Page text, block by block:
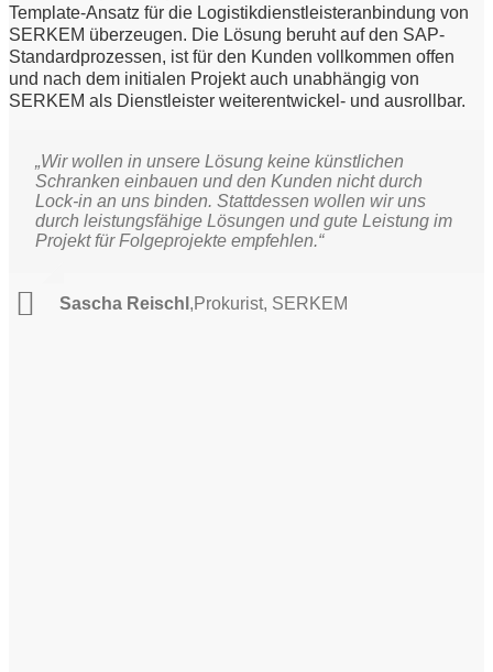
Template-Ansatz für die Logistikdienstleisteranbindung von
SERKEM überzeugen. Die Lösung beruht auf den SAP-
Standardprozessen, ist für den Kunden vollkommen offen
und nach dem initialen Projekt auch unabhängig von
SERKEM als Dienstleister weiterentwickel- und ausrollbar.
„Wir wollen in unsere Lösung keine künstlichen
Schranken einbauen und den Kunden nicht durch
Lock-in an uns binden. Stattdessen wollen wir uns
durch leistungsfähige Lösungen und gute Leistung im
Projekt für Folgeprojekte empfehlen.“
Sascha Reischl ,Prokurist, SERKEM